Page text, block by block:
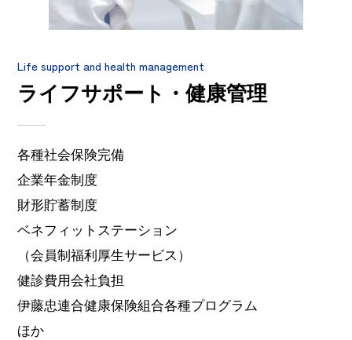
Life support and health management
ライフサポート・健康管理
各種社会保険完備
企業年金制度
財形貯蓄制度
ベネフィットステーション
（会員制福利厚生サービス）
健診費用会社負担
伊藤忠連合健康保険組合各種プログラム
ほか